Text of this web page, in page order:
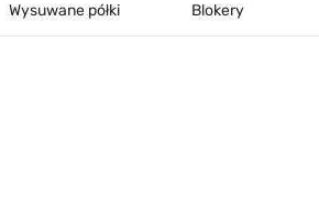
Wysuwane półki Blokery